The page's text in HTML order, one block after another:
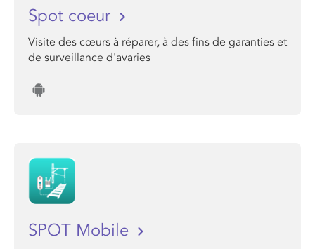
Spot coeur
Visite des cœurs à réparer, à des fins de garanties et
de surveillance d'avaries
SPOT Mobile